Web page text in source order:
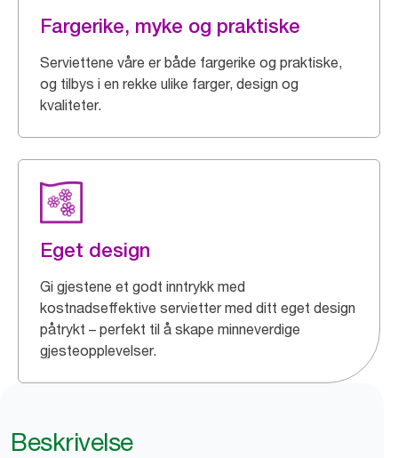
Fargerike, myke og praktiske
Serviettene våre er både fargerike og praktiske,
og tilbys i en rekke ulike farger, design og
kvaliteter.
Eget design
Gi gjestene et godt inntrykk med
kostnadseffektive servietter med ditt eget design
påtrykt – perfekt til å skape minneverdige
gjesteopplevelser.
Beskrivelse